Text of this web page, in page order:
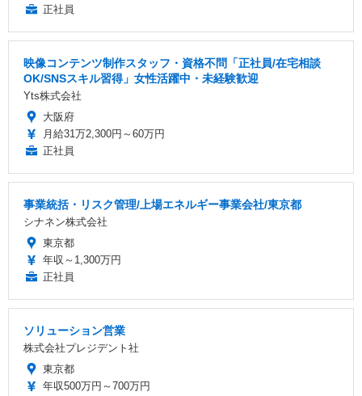
正社員
映像コンテンツ制作スタッフ・資格不問「正社員/在宅相談
OK/SNSスキル習得」女性活躍中・未経験歓迎
Yts株式会社
大阪府
月給31万2,300円～60万円
正社員
事業統括・リスク管理/上場エネルギー事業会社/東京都
シナネン株式会社
東京都
年収～1,300万円
正社員
ソリューション営業
株式会社プレジデント社
東京都
年収500万円～700万円